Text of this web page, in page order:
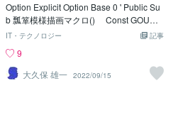
Option Explicit Option Base 0 ' Public Su
b 瓢箪模様描画マクロ() Const GOURL
EFT = 100 '描画開始位置Ｘ C
Ｙ ' Const GOURSWID = 35
'描画幅 Const GOURSHEI = 45
'描画高さ ' Const GOURMAGI
記事
IT・テクノロジー
9
大久保 雄一 2022/09/15